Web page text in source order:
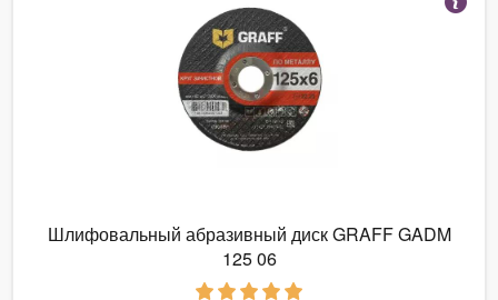
Шлифовальный абразивный диск GRAFF GADM
125 06